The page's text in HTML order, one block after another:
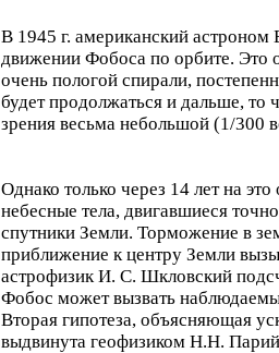
В 1945 г. американский
движении Фобоса по орбите. Это
очень пологой спирали,
будет продолжаться и дальше, то
зрения весьма небольшой (1/300
Однако только через 14 лет на
небесные тела, двигавшиеся
спутники Земли. Торможение в
приближение к центру Земли
астрофизик И. С. Шкловский
Фобос может вызвать
Вторая гипотеза, объясняющая
выдвинута геофизиком Н.Н.